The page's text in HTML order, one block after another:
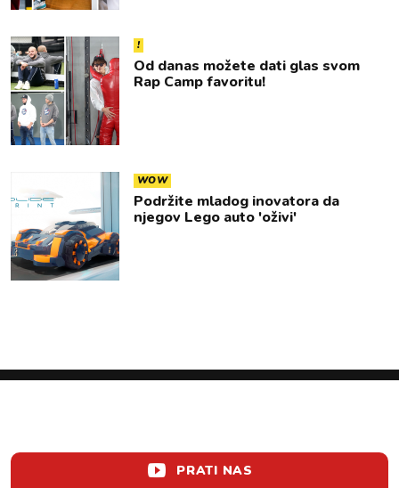
!
Od danas možete dati glas svom
Rap Camp favoritu!
WOW
Podržite mladog inovatora da
njegov Lego auto 'oživi'
PRATI NAS